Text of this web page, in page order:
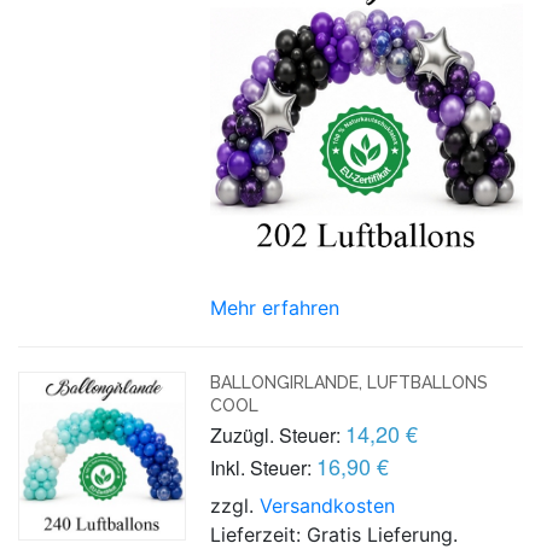
Mehr erfahren
BALLONGIRLANDE, LUFTBALLONS
COOL
Zuzügl. Steuer: 14,20 €
Inkl. Steuer: 16,90 €
zzgl.Versandkosten
Lieferzeit: Gratis Lieferung.